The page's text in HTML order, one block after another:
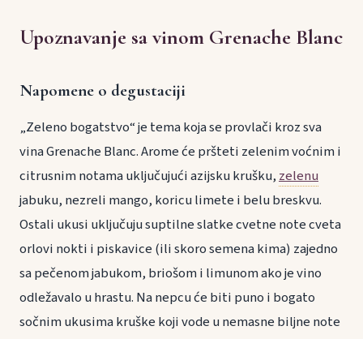
Upoznavanje sa vinom Grenache Blanc
Napomene o degustaciji
„Zeleno bogatstvo“ je tema koja se provlači kroz sva
vina Grenache Blanc. Arome će pršteti zelenim voćnim i
citrusnim notama uključujući azijsku krušku,zelenu
jabuku, nezreli mango, koricu limete i belu breskvu.
Ostali ukusi uključuju suptilne slatke cvetne note cveta
orlovi nokti i piskavice (ili skoro semena kima) zajedno
sa pečenom jabukom, briošom i limunom ako je vino
odležavalo u hrastu. Na nepcu će biti puno i bogato
sočnim ukusima kruške koji vode u nemasne biljne note